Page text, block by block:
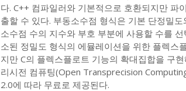
다. C++ 컴파일러와 기본적으로 호환되지만 파
출할 수 있다. 부동소수점 형식은 기본 단정밀
소수점 수의 지수와 부호 부분에 사용할 수를
소된 정밀도 형식의 에뮬레이션을 위한 플렉스
지만 C의 플렉스플로트 기능의 확대집합을 구
리시전 컴퓨팅(Open Transprecision
2.0에 따라 무료로 제공된다.